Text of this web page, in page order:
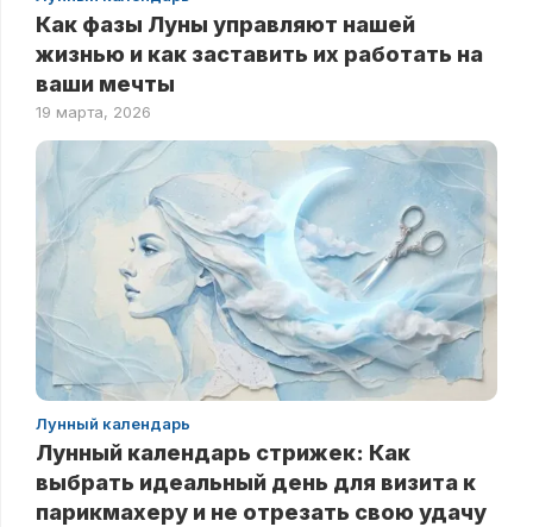
Как фазы Луны управляют нашей
жизнью и как заставить их работать на
ваши мечты
19 марта, 2026
Лунный календарь
Лунный календарь стрижек: Как
выбрать идеальный день для визита к
парикмахеру и не отрезать свою удачу